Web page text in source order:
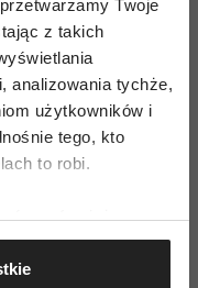
przetwarzamy Twoje
z takich
analizowania tychże,
użytkowników i
tego, kto
to robi.
również:
lokalizacji
do kilku metrów